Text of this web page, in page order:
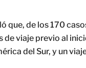
que, de los 170
de viaje previo al
del Sur, y un